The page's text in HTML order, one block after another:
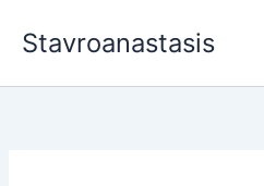
Stavroanastasis